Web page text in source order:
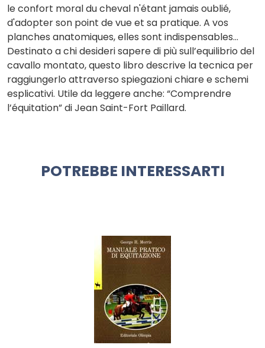
le confort moral du cheval n'étant jamais oublié,
d'adopter son point de vue et sa pratique. A vos
planches anatomiques, elles sont indispensables...
Destinato a chi desideri sapere di più sull’equilibrio del
cavallo montato, questo libro descrive la tecnica per
raggiungerlo attraverso spiegazioni chiare e schemi
esplicativi. Utile da leggere anche: “Comprendre
l’équitation” di Jean Saint-Fort Paillard.
POTREBBE INTERESSARTI